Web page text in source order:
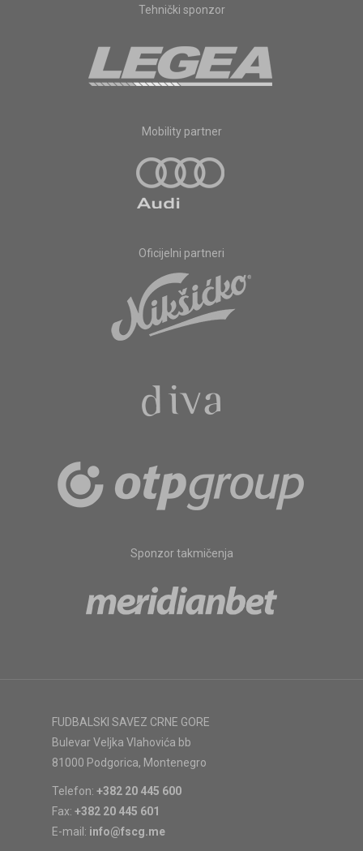
Tehnički sponzor
Mobility partner
Oficijelni partneri
Sponzor takmičenja
FUDBALSKI SAVEZ CRNE GORE
Bulevar Veljka Vlahovića bb
81000 Podgorica, Montenegro
Telefon: +382 20 445 600
Fax: +382 20 445 601
E-mail: info@fscg.me